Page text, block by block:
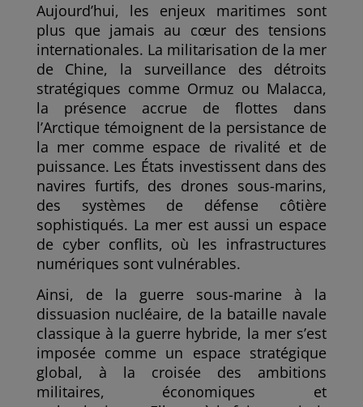
Aujourd’hui, les enjeux maritimes sont
plus que jamais au cœur des tensions
internationales. La militarisation de la mer
de Chine, la surveillance des détroits
stratégiques comme Ormuz ou Malacca,
la présence accrue de flottes dans
l’Arctique témoignent de la persistance de
la mer comme espace de rivalité et de
puissance. Les États investissent dans des
navires furtifs, des drones sous-marins,
des systèmes de défense côtière
sophistiqués. La mer est aussi un espace
de cyber conflits, où les infrastructures
numériques sont vulnérables.
Ainsi, de la guerre sous-marine à la
dissuasion nucléaire, de la bataille navale
classique à la guerre hybride, la mer s’est
imposée comme un espace stratégique
global, à la croisée des ambitions
militaires, économiques et